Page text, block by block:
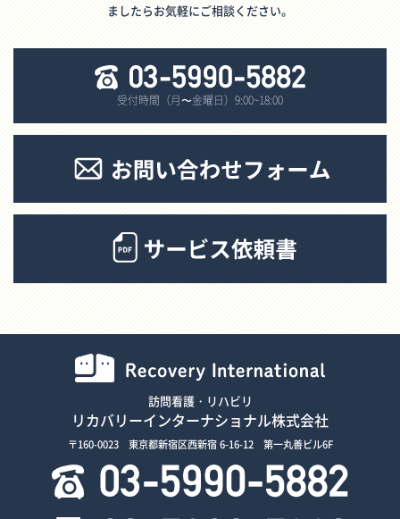
ましたらお気軽にご相談ください。
受付時間（月〜金曜日）9:00~18:00
訪問看護・リハビリ
リカバリーインターナショナル株式会社
〒160-0023 東京都新宿区西新宿 6-16-12 第一丸善ビル6F